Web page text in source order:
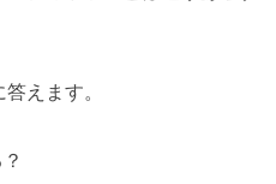
えます。